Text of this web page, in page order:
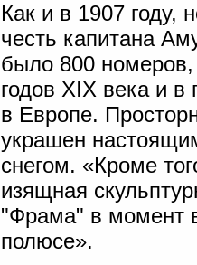
Как и в 1907 году,
честь капитана
было 800
годов XIX века и в
в Европе.
украшен
снегом. «Кроме
изящная
"Фрама" в момент
полюсе».